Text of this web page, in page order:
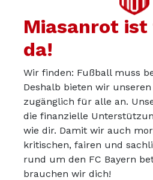
24.07.2021
Das Eine lässt sich womöglich
andere Sorgen haben als
kein gutes Gefühl dabei haben,
zu besuchen, vielleicht spielt
einige gar nicht wussten, dass
Zumindest wurde das Spiel ja
beworben. Wenn dann alles
Miasanrot
da!
Wir finden: Fußball muss
Deshalb bieten wir
zugänglich für alle an.
die finanzielle
wie dir. Damit wir auch
kritischen, fairen und
rund um den FC Bayern
brauchen wir dich!